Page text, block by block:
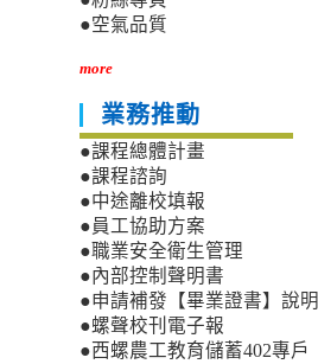
●空氣品質
more
業務推動
●課程總體計畫
●課程諮詢
●中途離校填報
●員工協助方案
●職業安全衛生管理
●內部控制聲明書
●申請補發【畢業證書】說明
●螺聲校刊電子報
●西螺農工教育儲蓄402專戶